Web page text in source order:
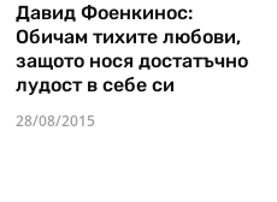
Давид Фоенкинос:
Обичам тихите любови,
защото нося достатъчно
лудост в себе си
28/08/2015